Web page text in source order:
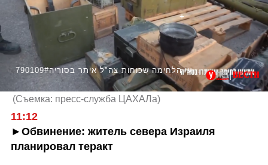
790109#תיעוד אמצעי הלחימה שכוחות צה"ל איתר בסוריה
(Съемка: пресс-служба ЦАХАЛа)
11:12
►Обвинение: житель севера Израиля
планировал теракт